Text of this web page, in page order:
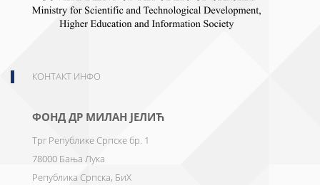
КОНТАКТ ИНФО
ФОНД ДР МИЛАН ЈЕЛИЋ
Трг Републике Српске бр. 1
78000 Бања Лука
Република Српска, БиХ